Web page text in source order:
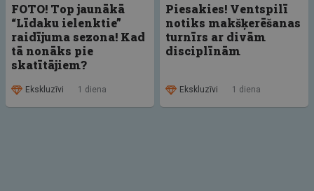
FOTO! Top jaunākā
“Līdaku ielenktie”
raidījuma sezona! Kad
tā nonāks pie
skatītājiem?
Ekskluzīvi 1 diena
Piesakies! Ventspilī
notiks makšķerēšanas
turnīrs ar divām
disciplīnām
Ekskluzīvi 1 diena